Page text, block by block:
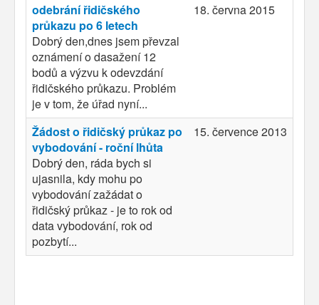
odebrání řidičského
průkazu po 6 letech
Dobrý den,dnes jsem převzal
oznámení o dasažení 12
bodů a výzvu k odevzdání
řidičského průkazu. Problém
je v tom, že úřad nyní...
18. června 2015
Žádost o řidičský průkaz po
vybodování - roční lhůta
Dobrý den, ráda bych si
ujasnila, kdy mohu po
vybodování zažádat o
řidičský průkaz - je to rok od
data vybodování, rok od
pozbytí...
15. července 2013